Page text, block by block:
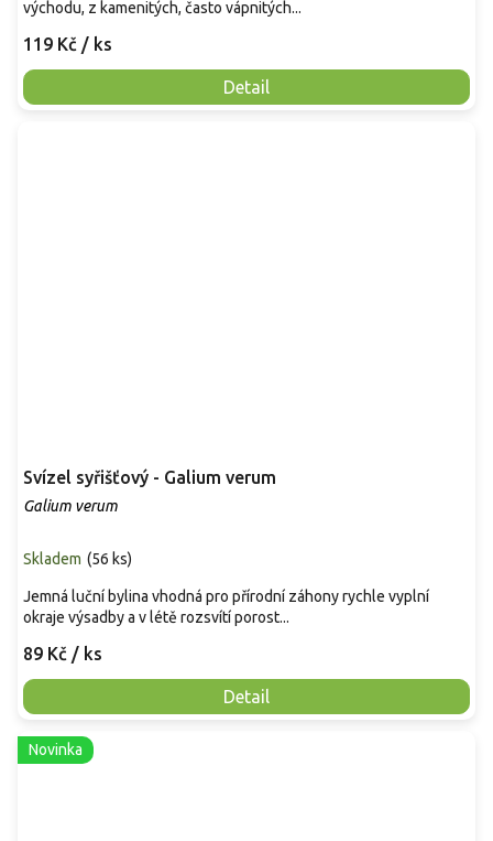
119 Kč / ks
Detail
východu, z kamenitých, často vápnitých...
Svízel syřišťový - Galium verum
Galium verum
Skladem (56 ks)
89 Kč / ks
Detail
Jemná luční bylina vhodná pro přírodní záhony rychle vyplní
okraje výsadby a v létě rozsvítí porost...
Novinka